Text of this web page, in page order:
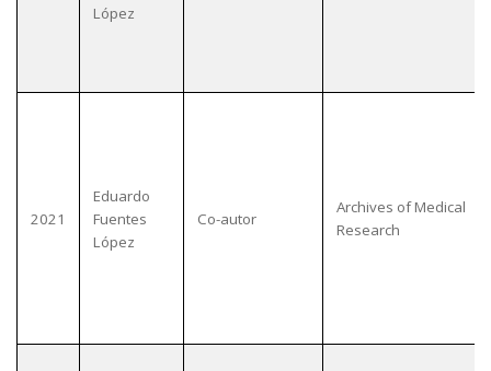
López
2021
Eduardo
Fuentes
López
Co-autor
Archives of Medical
Research